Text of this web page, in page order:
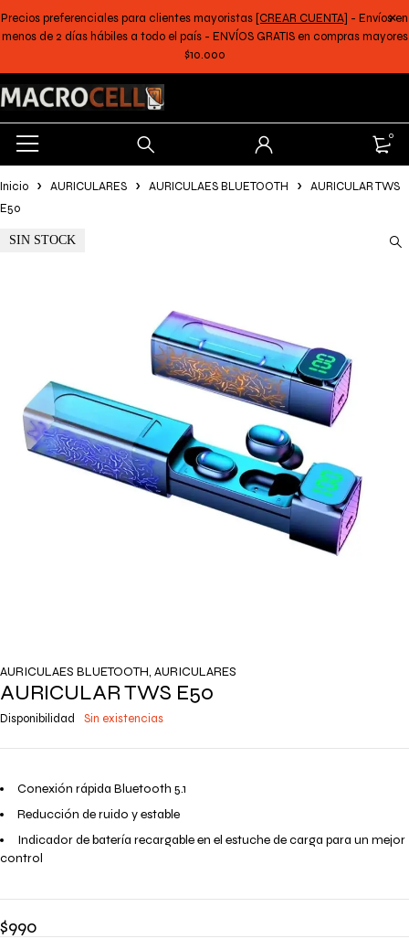
Precios preferenciales para clientes mayoristas [CREAR CUENTA] - Envíos en
menos de 2 días hábiles a todo el país - ENVÍOS GRATIS en compras mayores
$10.000
0
Inicio AURICULARES AURICULAES BLUETOOTH
AURICULAR TWS
E50
SIN STOCK
AURICULAES BLUETOOTH, AURICULARES
AURICULAR TWS E50
Disponibilidad Sin existencias
Conexión rápida Bluetooth 5.1
Reducción de ruido y estable
Indicador de batería recargable en el estuche de carga para un mejor
control
$990